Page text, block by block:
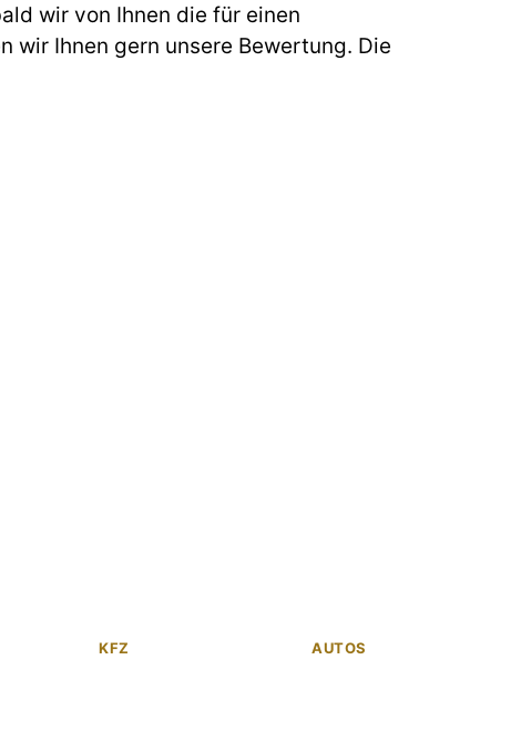
wir von Ihnen die für einen
wir Ihnen gern unsere Bewertung. Die
KFZ AUTOS